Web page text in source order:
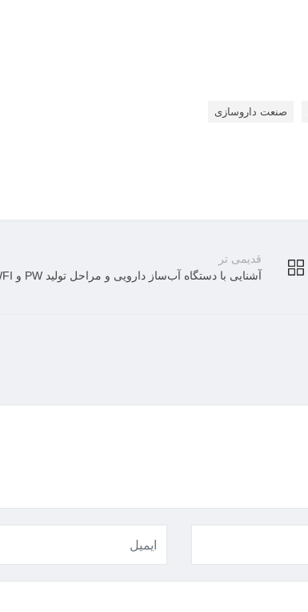
صنعت داروسازی
قدیمی تر
آشنایی با دستگاه آب‌ساز دارویی و مراحل تولید PW و WFI